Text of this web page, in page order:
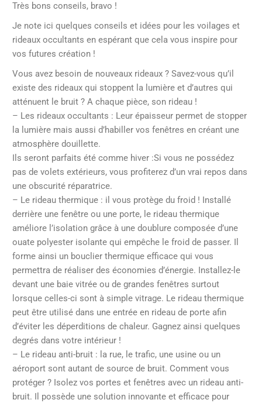
Très bons conseils, bravo !
Je note ici quelques conseils et idées pour les voilages et
rideaux occultants en espérant que cela vous inspire pour
vos futures création !
Vous avez besoin de nouveaux rideaux ? Savez-vous qu’il
existe des rideaux qui stoppent la lumière et d’autres qui
atténuent le bruit ? A chaque pièce, son rideau !
– Les rideaux occultants : Leur épaisseur permet de stopper
la lumière mais aussi d’habiller vos fenêtres en créant une
atmosphère douillette.
Ils seront parfaits été comme hiver :Si vous ne possédez
pas de volets extérieurs, vous profiterez d’un vrai repos dans
une obscurité réparatrice.
– Le rideau thermique : il vous protège du froid ! Installé
derrière une fenêtre ou une porte, le rideau thermique
améliore l’isolation grâce à une doublure composée d’une
ouate polyester isolante qui empêche le froid de passer. Il
forme ainsi un bouclier thermique efficace qui vous
permettra de réaliser des économies d’énergie. Installez-le
devant une baie vitrée ou de grandes fenêtres surtout
lorsque celles-ci sont à simple vitrage. Le rideau thermique
peut être utilisé dans une entrée en rideau de porte afin
d’éviter les déperditions de chaleur. Gagnez ainsi quelques
degrés dans votre intérieur !
– Le rideau anti-bruit : la rue, le trafic, une usine ou un
aéroport sont autant de source de bruit. Comment vous
protéger ? Isolez vos portes et fenêtres avec un rideau anti-
bruit. Il possède une solution innovante et efficace pour